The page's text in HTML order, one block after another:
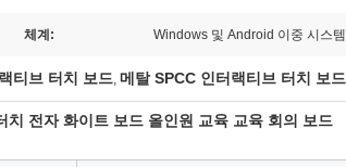
체계: Windows 및 Android 이중 시스템
티브 터치 보드, 메탈 SPCC 인터랙티브 터치 보드
전자 화이트 보드 올인원 교육 교육 회의 보드